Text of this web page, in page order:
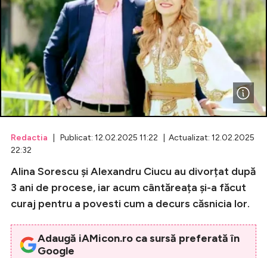
Lifestyle
Celebrități
Breaking News
Intră în cont
Redactia | Publicat: 12.02.2025 11:22 | Actualizat: 12.02.2025
22:32
Alina Sorescu și Alexandru Ciucu au divorțat după
3 ani de procese, iar acum cântăreața și-a făcut
curaj pentru a povesti cum a decurs căsnicia lor.
Adaugă iAMicon.ro ca sursă preferată în
Google